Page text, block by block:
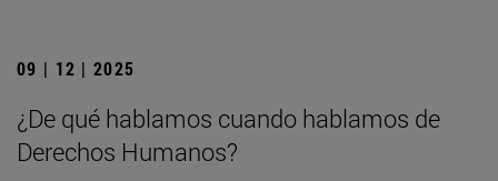
09 | 12 | 2025
¿De qué hablamos cuando hablamos de
Derechos Humanos?